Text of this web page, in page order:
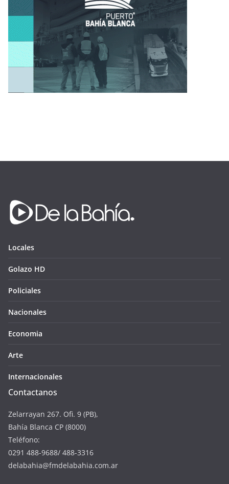
Locales
Golazo HD
Policiales
Nacionales
Economia
Arte
Internacionales
Contactanos
Zelarrayan 267. Ofi. 9 (PB),
Bahía Blanca CP (8000)
Teléfono:
0291 488-9688/ 488-3316
delabahia@fmdelabahia.com.ar